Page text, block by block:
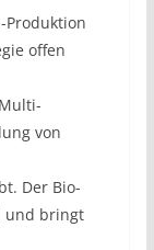
Produktion
offen
von
Der Bio-
und bringt